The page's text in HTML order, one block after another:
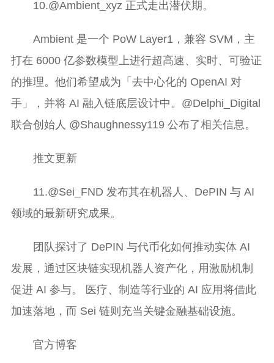
10.@Ambient_xyz 正式走出潜伏期。
Ambient 是一个 PoW Layer1，兼容 SVM，主
打在 6000 亿参数模型上进行超高速、实时、可验证
的推理。他们希望成为「去中心化的 OpenAI 对
手」，并将 AI 融入链底层设计中。@Delphi_Digital
联合创始人 @Shaughnessy119 公布了相关信息。
推文更新
11.@Sei_FND 发布其在机器人、DePIN 与 AI
领域的最新研究成果。
团队探讨了 DePIN 与代币化如何推动实体 AI
发展，通过区块链实现机器人资产化，用激励机制
促进 AI 参与。 医疗、制造等行业的 AI 应用将借此
加速落地，而 Sei 链则充当关键金融基础设施。
官方博客